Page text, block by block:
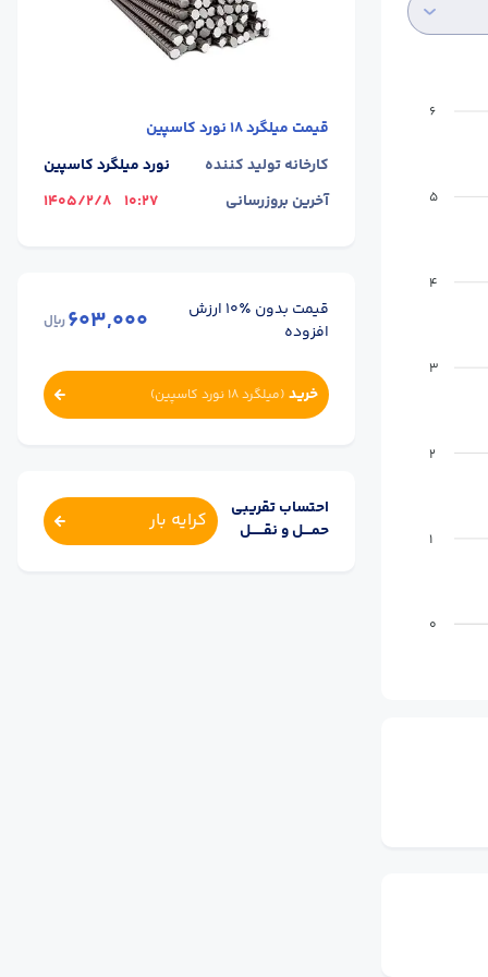
6
5
4
3
2
1
0
قیمت میلگرد 18 نورد کاسپین
کارخانه تولید کننده
نورد میلگرد کاسپین
آخرین بروزرسانی
10:27
1405/2/8
قیمت بدون ٪۱۰ ارزش
افزوده
603,000ریال
خرید (میلگرد 18 نورد کاسپین )
احتساب تقریبی
حمــــل و نقــــــل
کرایه بار